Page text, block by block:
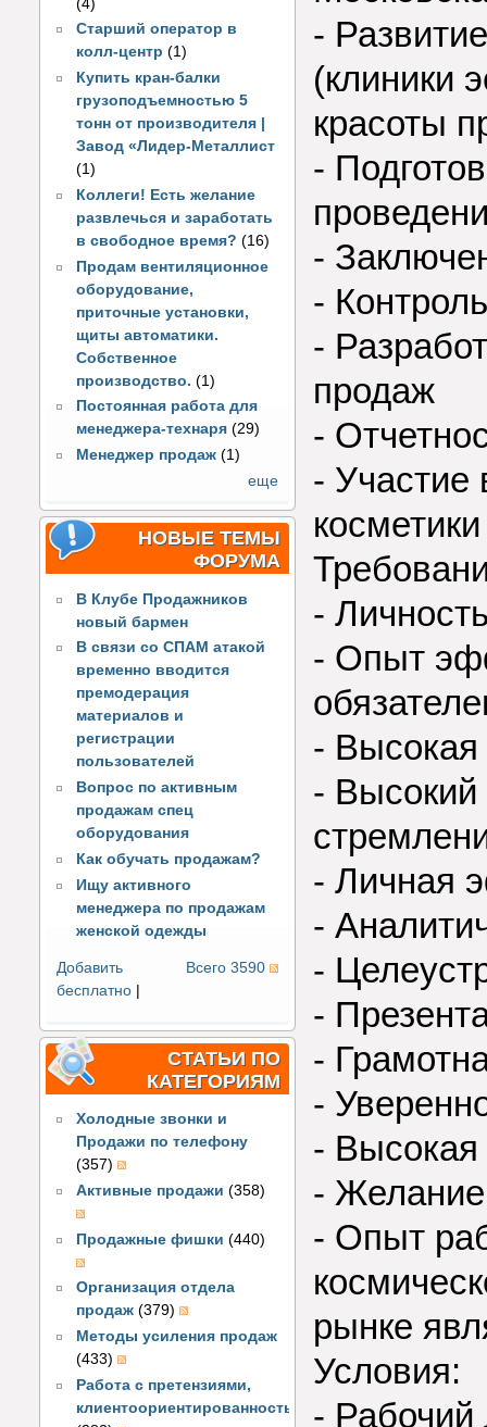
(4)
Старший оператор в
колл-центр (1)
Купить кран-балки
грузоподъемностью 5
тонн от производителя |
Завод «Лидер-Металлист
(1)
Коллеги! Есть желание
развлечься и заработать
в свободное время? (16)
Продам вентиляционное
оборудование,
приточные установки,
щиты автоматики.
Собственное
производство. (1)
Постоянная работа для
менеджера-технаря (29)
Менеджер продаж (1)
еще
НОВЫЕ ТЕМЫ
ФОРУМА
В Клубе Продажников
новый бармен
В связи со СПАМ атакой
временно вводится
премодерация
материалов и
регистрации
пользователей
Вопрос по активным
продажам спец
оборудования
Как обучать продажам?
Ищу активного
менеджера по продажам
женской одежды
Всего 3590
Добавить
бесплатно |
СТАТЬИ ПО
КАТЕГОРИЯМ
Холодные звонки и
Продажи по телефону
(357)
Активные продажи (358)
Продажные фишки (440)
Организация отдела
продаж (379)
Методы усиления продаж
(433)
Работа с претензиями,
клиентоориентированность
-
(клиники
красоты
-
-
-
-
продаж
-
- Участие
косметики
-
- Опыт
- Высокая
- Высокий
- Личная
-
-
-
-
-
- Высокая
-
- Опыт
рынке
Условия:
- Рабочий